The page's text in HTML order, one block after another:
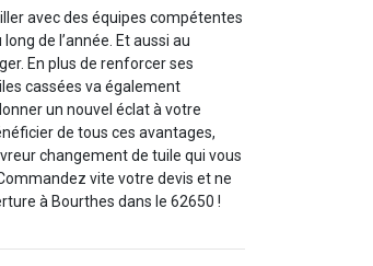
avec des équipes compétentes
de l’année. Et aussi au
En plus de renforcer ses
cassées va également
un nouvel éclat à votre
de tous ces avantages,
changement de tuile qui vous
vite votre devis et ne
à Bourthes dans le 62650 !